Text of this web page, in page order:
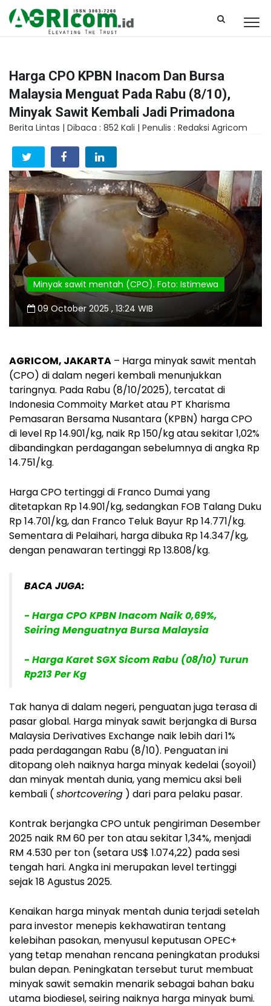
Harga CPO KPBN Inacom Dan Bursa
Malaysia Menguat Pada Rabu (8/10),
Minyak Sawit Kembali Jadi Primadona
Berita Lintas | Dibaca : 852 Kali | Penulis : Redaksi Agricom
Minyak sawit mentah (CPO). Foto: Istimewa
09 October 2025 , 13:24 WIB
AGRICOM, JAKARTA – Harga minyak sawit mentah
(CPO) di dalam negeri kembali menunjukkan
taringnya. Pada Rabu (8/10/2025), tercatat di
Indonesia Commoity Market atau PT Kharisma
Pemasaran Bersama Nusantara (KPBN) harga CPO
di level Rp 14.901/kg, naik Rp 150/kg atau sekitar 1,02%
dibandingkan perdagangan sebelumnya di angka Rp
14.751/kg.
Harga CPO tertinggi di Franco Dumai yang
ditetapkan Rp 14.901/kg, sedangkan FOB Talang Duku
Rp 14.701/kg, dan Franco Teluk Bayur Rp 14.771/kg.
Sementara di Pelaihari, harga dibuka Rp 14.347/kg,
dengan penawaran tertinggi Rp 13.808/kg.
BACA JUGA:
- Harga CPO KPBN Inacom Naik 0,69%,
Seiring Menguatnya Bursa Malaysia
- Harga Karet SGX Sicom Rabu (08/10) Turun
Rp213 Per Kg
Tak hanya di dalam negeri, penguatan juga terasa di
pasar global. Harga minyak sawit berjangka di Bursa
Malaysia Derivatives Exchange naik lebih dari 1%
pada perdagangan Rabu (8/10). Penguatan ini
ditopang oleh naiknya harga minyak kedelai (soyoil)
dan minyak mentah dunia, yang memicu aksi beli
kembali ( shortcovering ) dari para pelaku pasar.
Kontrak berjangka CPO untuk pengiriman Desember
2025 naik RM 60 per ton atau sekitar 1,34%, menjadi
RM 4.530 per ton (setara US$ 1.074,22) pada sesi
tengah hari. Angka ini merupakan level tertinggi
sejak 18 Agustus 2025.
Kenaikan harga minyak mentah dunia terjadi setelah
para investor menepis kekhawatiran tentang
kelebihan pasokan, menyusul keputusan OPEC+
yang tetap menahan rencana peningkatan produksi
bulan depan. Peningkatan tersebut turut membuat
minyak sawit semakin menarik sebagai bahan baku
utama biodiesel, seiring naiknya harga minyak bumi.